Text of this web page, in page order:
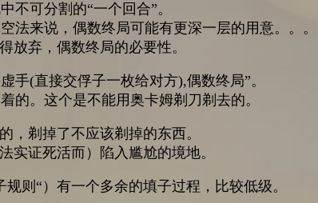
不可分割的“一个回合”。
法来说，偶数终局可能有更深一层的用意。。。
放弃，偶数终局的必要性。
手(直接交俘子一枚给对方),偶数终局”。
的。这个是不能用奥卡姆剃刀剃去的。
，剃掉了不应该剃掉的东西。
实证死活而）陷入尴尬的境地。
则“）有一个多余的填子过程，比较低级。